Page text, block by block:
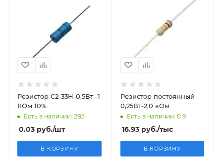
Резистор С2-33Н-0,5Вт -1
КОм 10%
Есть в наличии: 285
0.03 руб./шт
В КОРЗИНУ
Резистор постоянный
0,25Вт-2,0 кОм
Есть в наличии: 0.9
16.93руб./тыс
В КОРЗИНУ